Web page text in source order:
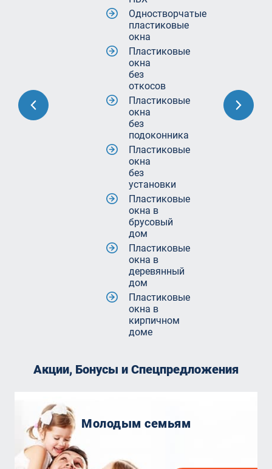
Одностворчатые
пластиковые
окна
Пластиковые
окна
без
откосов
Пластиковые
окна
без
подоконника
Пластиковые
окна
без
установки
Пластиковые
окна в
брусовый
дом
Пластиковые
окна в
деревянный
дом
Пластиковые
окна в
кирпичном
доме
Акции, Бонусы и Спецпредложения
Молодым семьям